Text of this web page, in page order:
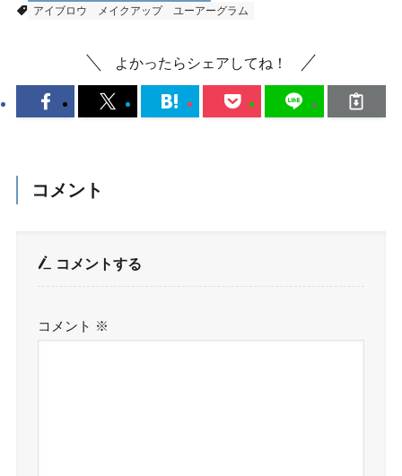
アイブロウ
メイクアップ ユーアーグラム
よかったらシェアしてね！
コメント
コメントする
コメント ※